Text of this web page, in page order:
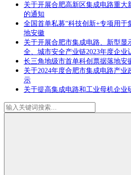
关于开展合肥高新区集成电路重大
的通知
全国首单私募“科技创新+专项用于
地安徽
关于开展合肥市集成电路、新型
全、城市安全产业链2023年度企业
长三角地级市首单科创票据落地安
关于2024年度合肥市集成电路产
示
关于提高集成电路和工业母机企